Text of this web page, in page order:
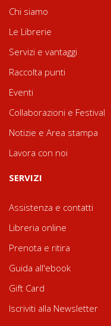
Chi siamo
Le Librerie
Servizi e vantaggi
Raccolta punti
Eventi
Collaborazioni e Festival
Notizie e Area stampa
Lavora con noi
SERVIZI
Assistenza e contatti
Libreria online
Prenota e ritira
Guida all'ebook
Gift Card
Iscriviti alla Newsletter